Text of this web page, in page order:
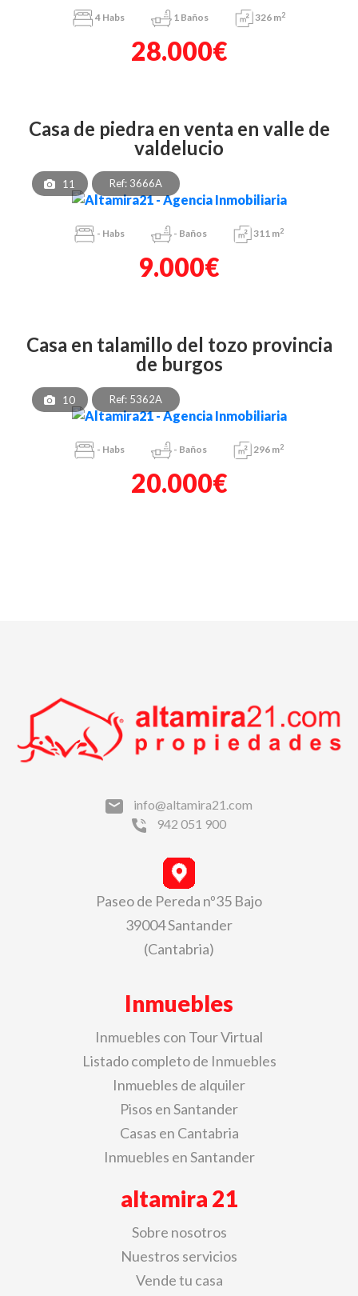
4 Habs 1 Baños 326 m2
28.000€
casa de piedra en venta en valle de
valdelucio
11 Ref: 3666A
- Habs - Baños 311 m2
9.000€
casa en talamillo del tozo provincia
de burgos
10 Ref: 5362A
- Habs - Baños 296 m2
20.000€
info@altamira21.com
942 051 900
Paseo de Pereda nº35 Bajo
39004 Santander
(Cantabria)
Inmuebles
Inmuebles con Tour Virtual
Listado completo de Inmuebles
Inmuebles de alquiler
Pisos en Santander
Casas en Cantabria
Inmuebles en Santander
altamira 21
Sobre nosotros
Nuestros servicios
Vende tu casa